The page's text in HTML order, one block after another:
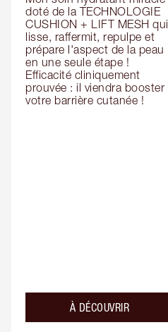
doté de la TECHNOLOGIE
CUSHION + LIFT MESH qui
lisse, raffermit, repulpe et
prépare l'aspect de la peau
en une seule étape !
Efficacité cliniquement
prouvée : il viendra booster
votre barrière cutanée !
À DÉCOUVRIR